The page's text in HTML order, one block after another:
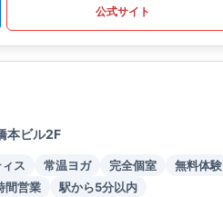
公式サイト
本ビル2F
ス 常温ヨガ 完全個室
無料体験
間営業 駅から5分以内